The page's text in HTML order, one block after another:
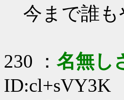
今まで誰
230 ： 名無し
ID:cl+sVY3K